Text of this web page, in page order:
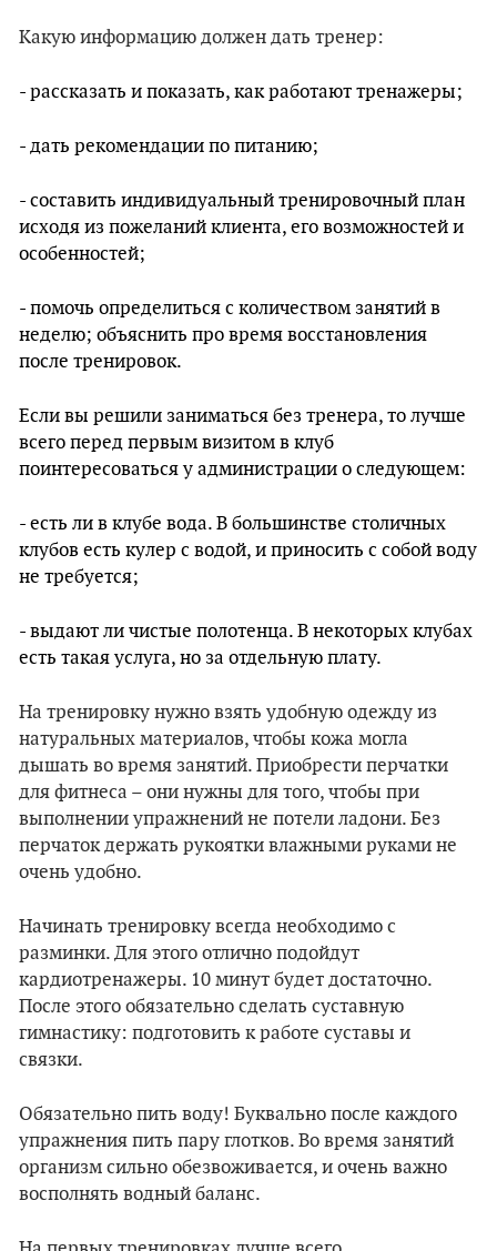
Какую информацию должен дать тренер:
- рассказать и показать, как работают тренажеры;
- дать рекомендации по питанию;
- составить индивидуальный тренировочный план
исходя из пожеланий клиента, его возможностей и
особенностей;
- помочь определиться с количеством занятий в
неделю; объяснить про время восстановления
после тренировок.
Если вы решили заниматься без тренера, то лучше
всего перед первым визитом в клуб
поинтересоваться у администрации о следующем:
- есть ли в клубе вода. В большинстве столичных
клубов есть кулер с водой, и приносить с собой воду
не требуется;
- выдают ли чистые полотенца. В некоторых клубах
есть такая услуга, но за отдельную плату.
На тренировку нужно взять удобную одежду из
натуральных материалов, чтобы кожа могла
дышать во время занятий. Приобрести перчатки
для фитнеса – они нужны для того, чтобы при
выполнении упражнений не потели ладони. Без
перчаток держать рукоятки влажными руками не
очень удобно.
Начинать тренировку всегда необходимо с
разминки. Для этого отлично подойдут
кардиотренажеры. 10 минут будет достаточно.
После этого обязательно сделать суставную
гимнастику: подготовить к работе суставы и
связки.
Обязательно пить воду! Буквально после каждого
упражнения пить пару глотков. Во время занятий
организм сильно обезвоживается, и очень важно
восполнять водный баланс.